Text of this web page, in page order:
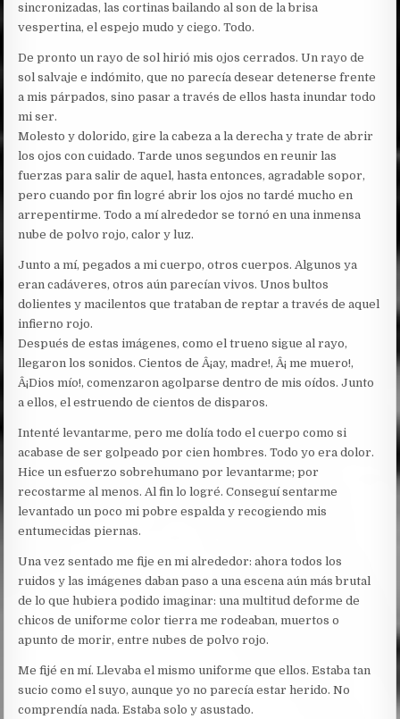
sincronizadas, las cortinas bailando al son de la brisa
vespertina, el espejo mudo y ciego. Todo.
De pronto un rayo de sol hirió mis ojos cerrados. Un rayo de
sol salvaje e indómito, que no parecía desear detenerse frente
a mis párpados, sino pasar a través de ellos hasta inundar todo
mi ser.
Molesto y dolorido, gire la cabeza a la derecha y trate de abrir
los ojos con cuidado. Tarde unos segundos en reunir las
fuerzas para salir de aquel, hasta entonces, agradable sopor,
pero cuando por fin logré abrir los ojos no tardé mucho en
arrepentirme. Todo a mí alrededor se tornó en una inmensa
nube de polvo rojo, calor y luz.
Junto a mí, pegados a mi cuerpo, otros cuerpos. Algunos ya
eran cadáveres, otros aún parecían vivos. Unos bultos
dolientes y macilentos que trataban de reptar a través de aquel
infierno rojo.
Después de estas imágenes, como el trueno sigue al rayo,
llegaron los sonidos. Cientos de Â¡ay, madre!, Â¡ me muero!,
Â¡Dios mío!, comenzaron agolparse dentro de mis oídos. Junto
a ellos, el estruendo de cientos de disparos.
Intenté levantarme, pero me dolía todo el cuerpo como si
acabase de ser golpeado por cien hombres. Todo yo era dolor.
Hice un esfuerzo sobrehumano por levantarme; por
recostarme al menos. Al fin lo logré. Conseguí sentarme
levantado un poco mi pobre espalda y recogiendo mis
entumecidas piernas.
Una vez sentado me fije en mi alrededor: ahora todos los
ruidos y las imágenes daban paso a una escena aún más brutal
de lo que hubiera podido imaginar: una multitud deforme de
chicos de uniforme color tierra me rodeaban, muertos o
apunto de morir, entre nubes de polvo rojo.
Me fijé en mí. Llevaba el mismo uniforme que ellos. Estaba tan
sucio como el suyo, aunque yo no parecía estar herido. No
comprendía nada. Estaba solo y asustado.